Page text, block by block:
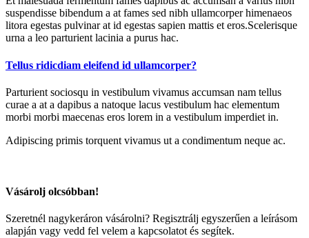
suspendisse bibendum a at fames sed nibh ullamcorper himenaeos
litora egestas pulvinar at id egestas sapien mattis et eros.Scelerisque
urna a leo parturient lacinia a purus hac.
Tellus ridicdiam eleifend id ullamcorper?
Parturient sociosqu in vestibulum vivamus accumsan nam tellus
curae a at a dapibus a natoque lacus vestibulum hac elementum
morbi morbi maecenas eros lorem in a vestibulum imperdiet in.
Adipiscing primis torquent vivamus ut a condimentum neque ac.
Vásárolj olcsóbban!
Szeretnél nagykeráron vásárolni? Regisztrálj egyszerűen a leírásom
alapján vagy vedd fel velem a kapcsolatot és segítek.